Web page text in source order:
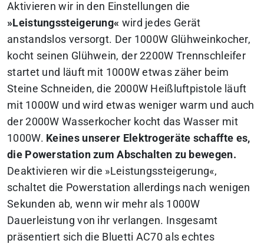
Aktivieren wir in den Einstellungen die
»Leistungssteigerung« wird jedes Gerät
anstandslos versorgt. Der 1000W Glühweinkocher,
kocht seinen Glühwein, der 2200W Trennschleifer
startet und läuft mit 1000W etwas zäher beim
Steine Schneiden, die 2000W Heißluftpistole läuft
mit 1000W und wird etwas weniger warm und auch
der 2000W Wasserkocher kocht das Wasser mit
1000W. Keines unserer Elektrogeräte schaffte es,
die Powerstation zum Abschalten zu bewegen.
Deaktivieren wir die »Leistungssteigerung«,
schaltet die Powerstation allerdings nach wenigen
Sekunden ab, wenn wir mehr als 1000W
Dauerleistung von ihr verlangen. Insgesamt
präsentiert sich die Bluetti AC70 als echtes